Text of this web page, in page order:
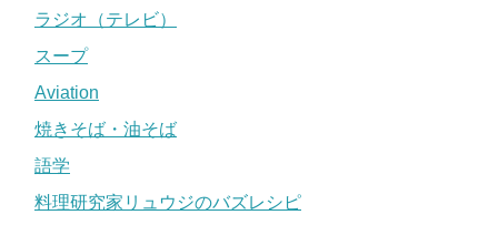
ラジオ（テレビ）
スープ
Aviation
焼きそば・油そば
語学
料理研究家リュウジのバズレシピ